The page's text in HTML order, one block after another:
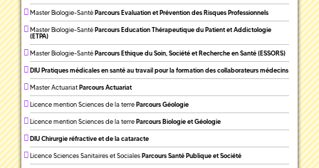
Master Biologie-SantéParcours Evaluation et Prévention des Risques Professionnels
Master Biologie-SantéParcours Education Thérapeutique du Patient et Addictologie
(ETPA)
Master Biologie-SantéParcours Ethique du Soin, Société et Recherche en Santé (ESSORS)
DIU Pratiques médicales en santé au travail pour la formation des collaborateurs médecins
Master ActuariatParcours Actuariat
Licence mention Sciences de la terreParcours Géologie
Licence mention Sciences de la terreParcours Biologie et Géologie
DIU Chirurgie réfractive et de la cataracte
Licence Sciences Sanitaires et SocialesParcours Santé Publique et Société